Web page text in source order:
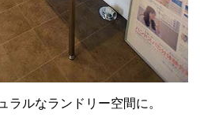
ラルなランドリー空間に。